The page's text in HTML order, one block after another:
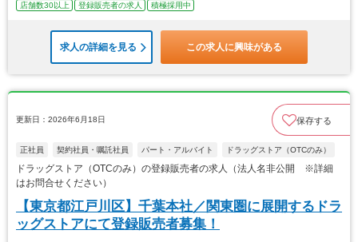
店舗数30以上
登録販売者の求人 積極採用中
求人の詳細を見る この求人に興味がある
更新日：2026年6月18日 保存する
正社員 契約社員・嘱託社員 パート・アルバイト ドラッグストア（OTCのみ）
ドラッグストア（OTCのみ）の登録販売者の求人（法人名非公開 ※詳細
はお問合せください）
【東京都江戸川区】千葉本社／関東圏に展開するドラ
ッグストアにて登録販売者募集！